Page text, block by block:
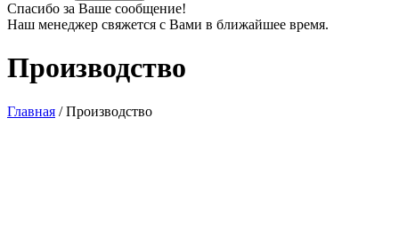
Спасибо за Ваше сообщение!
Наш менеджер свяжется с Вами в ближайшее время.
Производство
Главная /Производство